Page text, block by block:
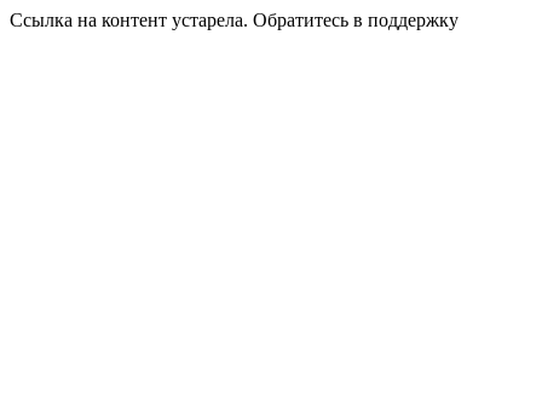
Ссылка на контент устарела. Обратитесь в поддержку